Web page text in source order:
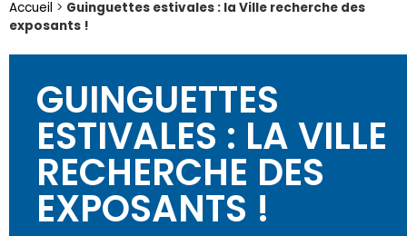
Accueil > Guinguettes estivales : la Ville recherche des
exposants !
GUINGUETTES
ESTIVALES : LA VILLE
RECHERCHE DES
EXPOSANTS !